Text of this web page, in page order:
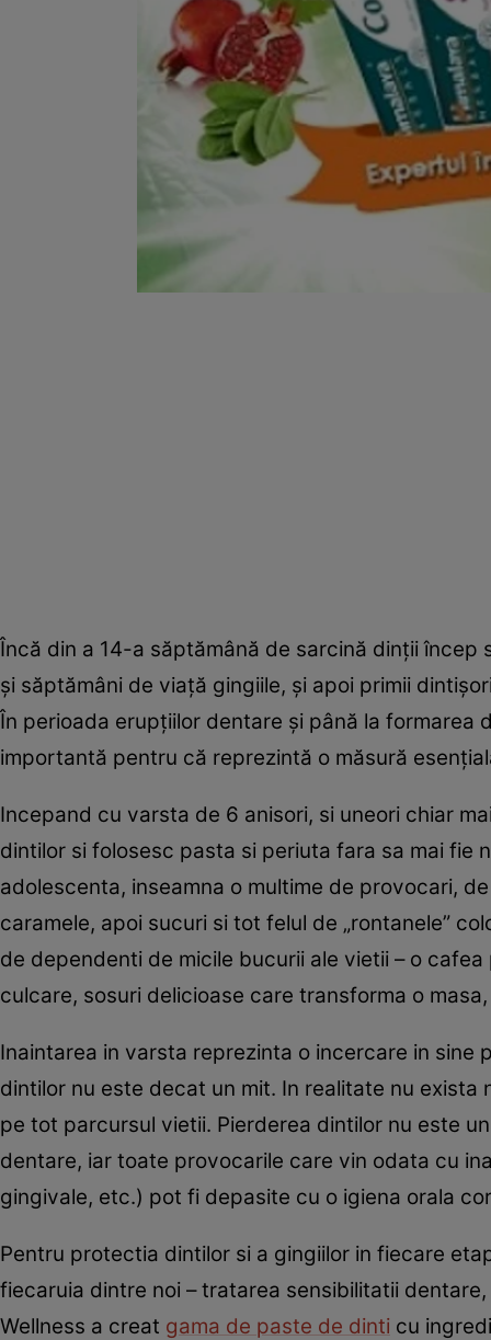
Încă din a 14-a săptămână de sarcină dinţii
şi săptămâni de viaţă gingiile, şi apoi primii
În perioada erupţiilor dentare şi până la formarea
importantă pentru că reprezintă o măsură
Incepand cu varsta de 6 anisori, si uneori chiar
dintilor si folosesc pasta si periuta fara sa mai fie
adolescenta, inseamna o multime de provocari,
caramele, apoi sucuri si tot felul de „rontanele”
de dependenti de micile bucurii ale vietii – o
culcare, sosuri delicioase care transforma o
Inaintarea in varsta reprezinta o incercare in
dintilor nu este decat un mit. In realitate nu
pe tot parcursul vietii. Pierderea dintilor nu este
dentare, iar toate provocarile care vin odata cu
gingivale, etc.) pot fi depasite cu o igiena orala
Pentru protectia dintilor si a gingiilor in fiecare
fiecaruia dintre noi – tratarea sensibilitatii
Wellness a creat gama de paste de dinti cu